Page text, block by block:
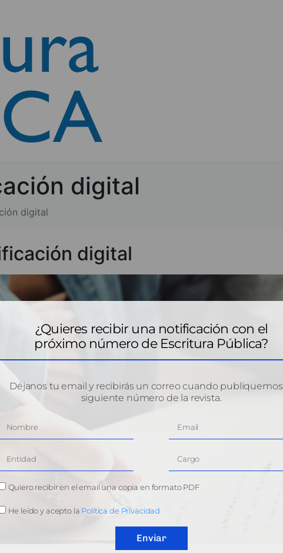
digital
digital
digital
¿Quieres recibir una notificación con el
próximo número de Escritura Pública?
Déjanos tu email y recibirás un correo cuando
siguiente número de la revista.
Quiero recibir en el email una copia en formato PDF
He leído y acepto la Política de Privacidad
Enviar